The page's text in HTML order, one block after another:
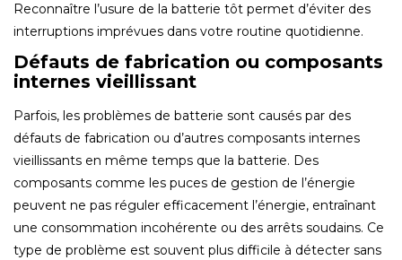
Reconnaître l’usure de la batterie tôt permet d’éviter des
interruptions imprévues dans votre routine quotidienne.
Défauts de fabrication ou composants
internes vieillissant
Parfois, les problèmes de batterie sont causés par des
défauts de fabrication ou d’autres composants internes
vieillissants en même temps que la batterie. Des
composants comme les puces de gestion de l’énergie
peuvent ne pas réguler efficacement l’énergie, entraînant
une consommation incohérente ou des arrêts soudains. Ce
type de problème est souvent plus difficile à détecter sans